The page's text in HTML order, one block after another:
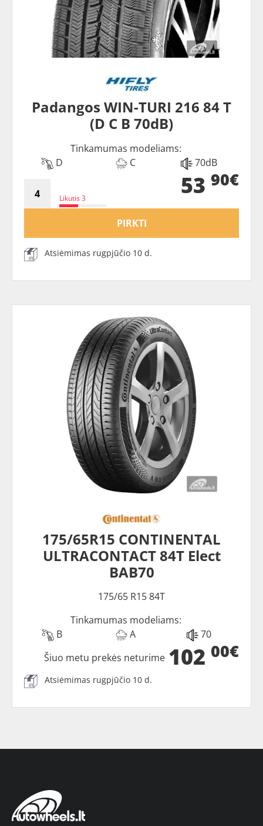
Padangos WIN-TURI 216 84 T
(D C B 70dB)
Tinkamumas modeliams:
D
C 70dB
Likutis 3 53 90€
PIRKTI
Atsiėmimas rugpjūčio 10 d.
175/65R15 CONTINENTAL
ULTRACONTACT 84T Elect
BAB70
175/65 R15 84T
Tinkamumas modeliams:
B
A 70
102 00€
Šiuo metu prekės neturime
Atsiėmimas rugpjūčio 10 d.